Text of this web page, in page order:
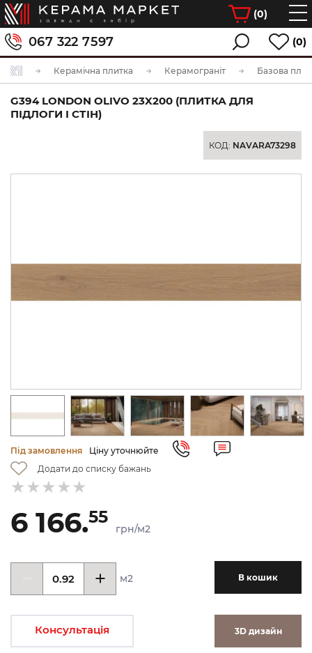
(0)
067 322 7597 (0)
Керамічна плитка Керамограніт Базова
G394 LONDON OLIVO 23X200 (ПЛИТКА ДЛЯ
ПІДЛОГИ І СТІН)
КОД: NAVARA73298
Під замовлення
Ціну уточнюйте
Додати до списку бажань
6 166.55
грн/м2
м2 В кошик
Консультація 3D дизайн